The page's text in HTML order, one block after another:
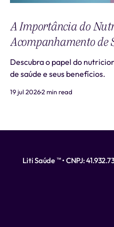
A Importância do
Acompanhamento de
Descubra o papel do
de saúde e seus benefícios.
19 jul 20262 min read
Liti Saúde ™ • CNPJ: